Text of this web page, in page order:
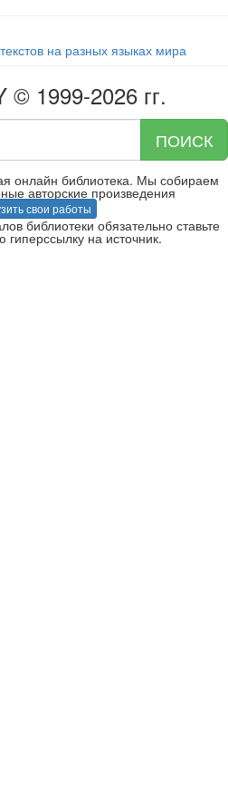
© 1999-2026 гг.
ПОИСК
онлайн библиотека. Мы собираем
авторские произведения
свои работы
библиотеки обязательно ставьте
гиперссылку на источник.